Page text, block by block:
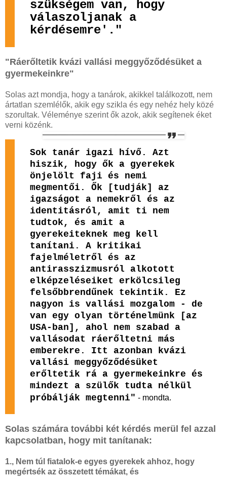
szükségem van, hogy
válaszoljanak a
kérdésemre'."
"Ráerőltetik kvázi vallási meggyőződésüket a
gyermekeinkre"
Solas azt mondja, hogy a tanárok, akikkel találkozott, nem
ártatlan szemlélők, akik egy szikla és egy nehéz hely közé
szorultak. Véleménye szerint ők azok, akik segítenek éket
verni közénk.
Sok tanár igazi hívő. Azt
hiszik, hogy ők a gyerekek
önjelölt faji és nemi
megmentői. Ők [tudják] az
igazságot a nemekről és az
identitásról, amit ti nem
tudtok, és amit a
gyerekeiteknek meg kell
tanítani. A kritikai
fajelméletről és az
antirasszizmusról alkotott
elképzeléseiket erkölcsileg
felsőbbrendűnek tekintik. Ez
nagyon is vallási mozgalom - de
van egy olyan történelmünk [az
USA-ban], ahol nem szabad a
vallásodat ráerőltetni más
emberekre. Itt azonban kvázi
vallási meggyőződésüket
erőltetik rá a gyermekeinkre és
mindezt a szülők tudta nélkül
próbálják megtenni" - mondta.
Solas számára további két kérdés merül fel azzal
kapcsolatban, hogy mit tanítanak:
1., Nem túl fiatalok-e egyes gyerekek ahhoz, hogy
megértsék az összetett témákat, és